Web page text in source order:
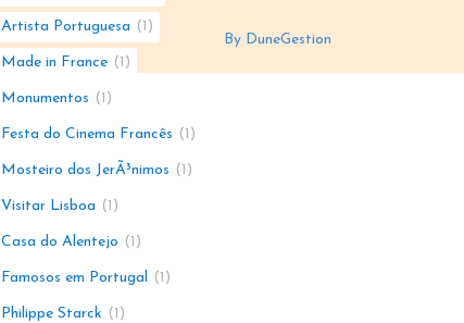
Artista Portuguesa 1
Made in France 1
Monumentos 1
Festa do Cinema Francês 1
Mosteiro dos JerÃ³nimos 1
Visitar Lisboa 1
Casa do Alentejo 1
Famosos em Portugal 1
Philippe Starck 1
By DuneGestion